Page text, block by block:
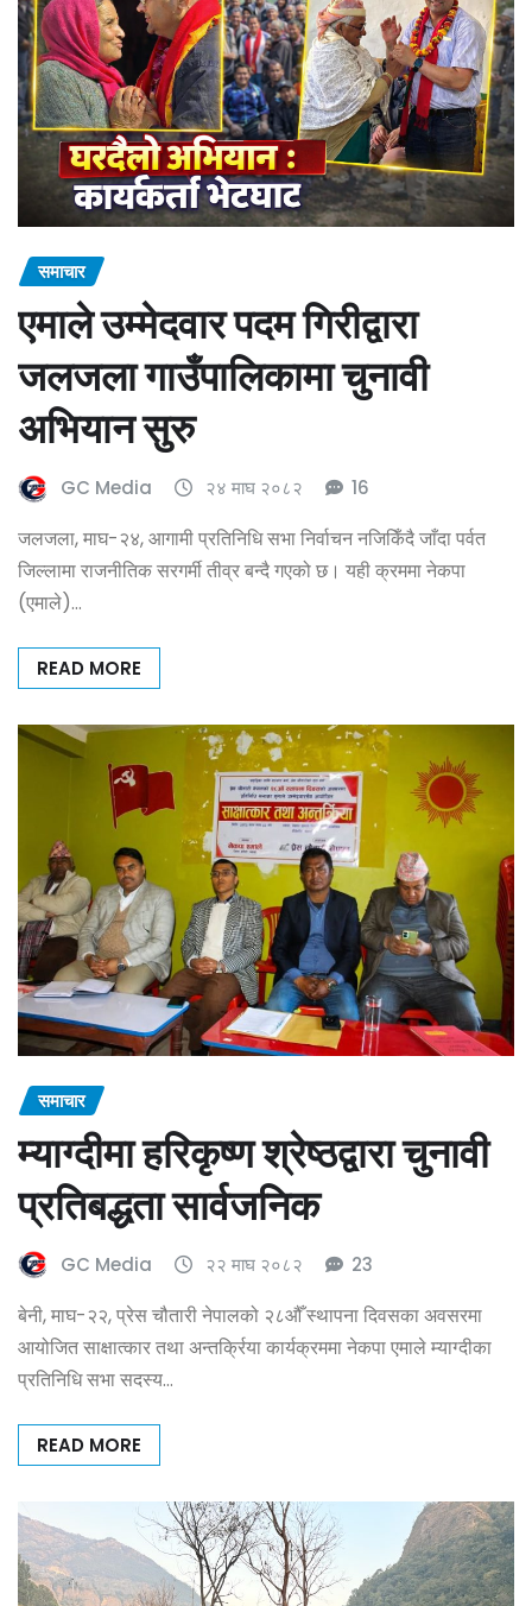
समाचार
एमाले उम्मेदवार पदम गिरीद्वारा
जलजला गाउँपालिकामा चुनावी
अभियान सुरु
GC Media २४ माघ २०८२ 16
जलजला, माघ-२४, आगामी प्रतिनिधि सभा निर्वाचन नजिकिँदै जाँदा पर्वत
जिल्लामा राजनीतिक सरगर्मी तीव्र बन्दै गएको छ। यही क्रममा नेकपा
(एमाले)…
READ MORE
समाचार
म्याग्दीमा हरिकृष्ण श्रेष्ठद्वारा चुनावी
प्रतिबद्धता सार्वजनिक
GC Media २२ माघ २०८२ 23
बेनी, माघ-२२, प्रेस चौतारी नेपालको २८औँ स्थापना दिवसका अवसरमा
आयोजित साक्षात्कार तथा अन्तर्क्रिया कार्यक्रममा नेकपा एमाले म्याग्दीका
प्रतिनिधि सभा सदस्य…
READ MORE